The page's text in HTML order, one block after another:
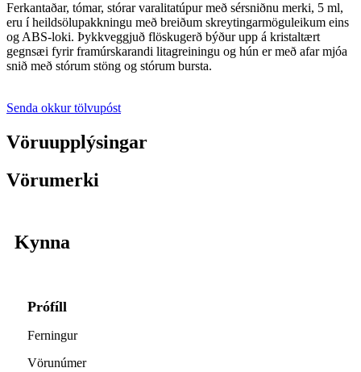
Ferkantaðar, tómar, stórar varalitatúpur með sérsniðnu merki, 5 ml,
eru í heildsölupakkningu með breiðum skreytingarmöguleikum eins
og ABS-loki. Þykkveggjuð flöskugerð býður upp á kristaltært
gegnsæi fyrir framúrskarandi litagreiningu og hún er með afar mjóa
snið með stórum stöng og stórum bursta.
Senda okkur tölvupóst
Vöruupplýsingar
Vörumerki
Kynna
Prófíll
Ferningur
Vörunúmer